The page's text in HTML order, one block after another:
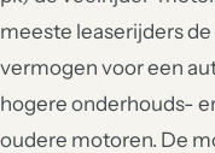
meeste leaserijders
vermogen voor een
hogere onderhouds-
oudere motoren. De